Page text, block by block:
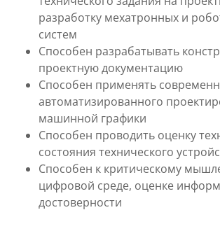
разработку мехатронных и
систем
Способен разрабатывать
проектную документацию
Способен применять
автоматизированного
машинной графики
Способен проводить оценку
состояния технического
Способен к критическому
цифровой среде, оценке
достоверности